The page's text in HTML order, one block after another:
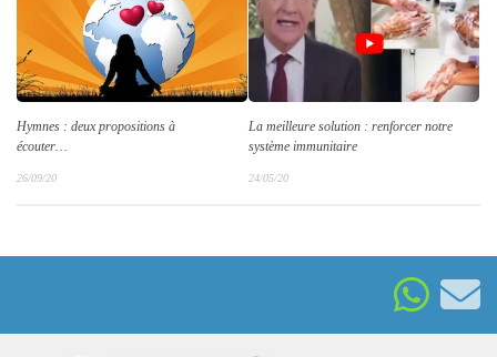
Hymnes : deux propositions à
écouter…
26/09/20
La meilleure solution : renforcer notre
système immunitaire
24/05/20